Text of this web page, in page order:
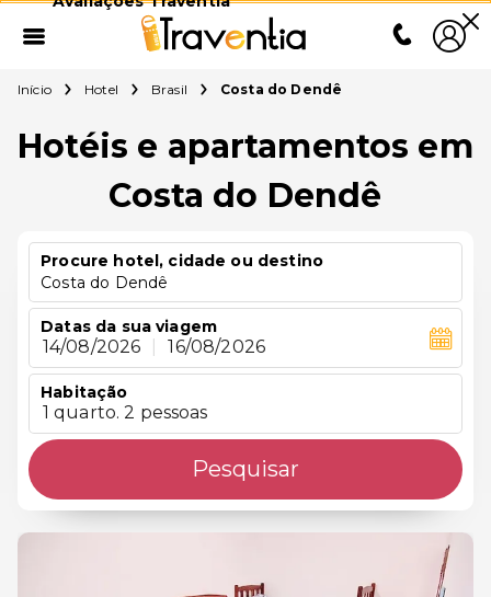
Início Hotel Brasil Costa do Dendê
Hotéis e apartamentos em
Costa do Dendê
Procure hotel, cidade ou destino
Costa do Dendê
Datas da sua viagem
14/08/2026 16/08/2026
Habitação
1 quarto. 2 pessoas
Pesquisar